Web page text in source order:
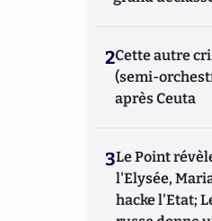
2Cette autre
(semi-
après Ceuta
3Le Point
l'Elysée,
hacke l'Etat;